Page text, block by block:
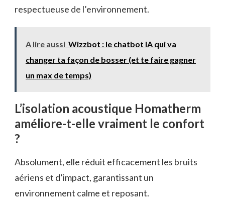
respectueuse de l’environnement.
A lire aussi Wizzbot : le chatbot IA qui va
changer ta façon de bosser (et te faire gagner
un max de temps)
L’isolation acoustique Homatherm
améliore-t-elle vraiment le confort
?
Absolument, elle réduit efficacement les bruits
aériens et d’impact, garantissant un
environnement calme et reposant.